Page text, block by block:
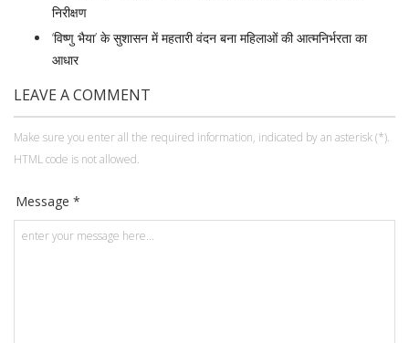
निरीक्षण
‘विष्णु भैया’ के सुशासन में महतारी वंदन बना महिलाओं की आत्मनिर्भरता का
आधार
LEAVE A COMMENT
Make sure you enter all the required information, indicated by an asterisk (*).
HTML code is not allowed.
Message *